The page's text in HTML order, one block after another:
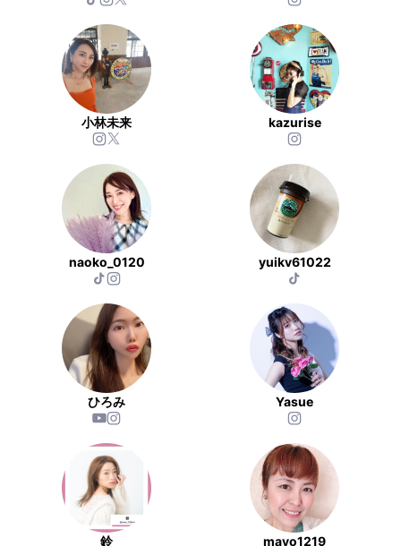
小林未来 kazurise
naoko_0120 yuikv61022
ひろみ Yasue
鈴 mayo1219